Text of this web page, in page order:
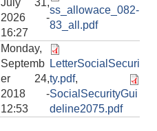
July 31,
2026 -
16:27
ss_allowace_082-
83_all.pdf
Monday,
Septemb
er 24,
2018 -
12:53
LetterSocialSecuri
ty.pdf,
SocialSecurityGui
deline2075.pdf